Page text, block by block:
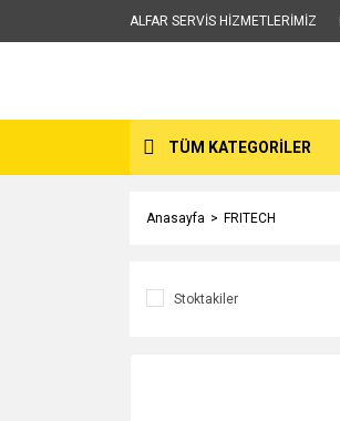
ALFAR SERVİS HİZMETLERİMİZ
TÜM KATEGORİLER
Anasayfa FRITECH
Stoktakiler